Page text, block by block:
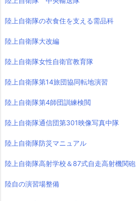
陸上自衛隊の衣食住を支える需品科
陸上自衛隊大改編
陸上自衛隊女性自衛官教育隊
陸上自衛隊第14旅団協同転地演習
陸上自衛隊第4師団訓練検閲
陸上自衛隊通信団第301映像写真中隊
陸上自衛隊防災マニュアル
陸上自衛隊高射学校＆87式自走高射機関砲
陸自の演習場整備